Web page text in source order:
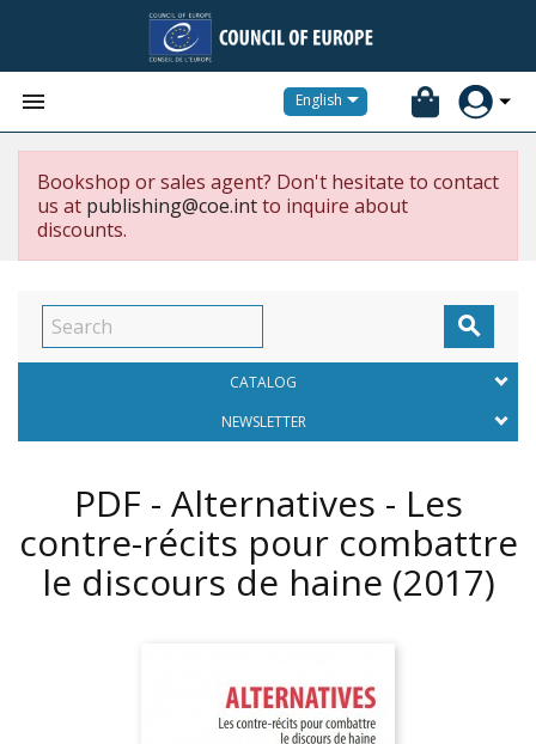
 English
Bookshop or sales agent? Don't hesitate to contact
us at publishing@coe.intto inquire about
discounts.

CATALOG
NEWSLETTER
PDF - Alternatives - Les
contre-récits pour combattre
le discours de haine (2017)